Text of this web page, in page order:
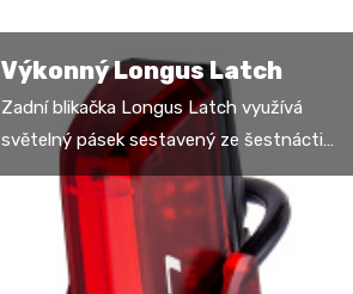
Výkonný Longus Latch
Zadní blikačka Longus Latch využívá
světelný pásek sestavený ze šestnácti
výkonných „chip“ LED diod a nabízí celkem
osm funkcí, přesněji…